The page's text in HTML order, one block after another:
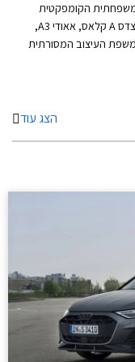
הקומפקטית
ב.מ.וו סדרה 1 בדור שלישי וחדש אשר מתחרה במרצדס A קלאס, אאודי A3,
משפת העיצוב המסורתית
הצג עוד